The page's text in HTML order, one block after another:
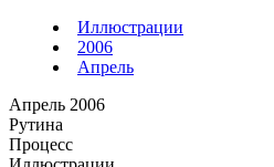
Иллюстрации
2006
Апрель
Апрель 2006
Рутина
Процесс